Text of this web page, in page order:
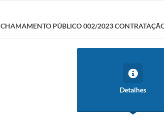
CHAMAMENTO PÚBLICO 002/2023
Detalhes